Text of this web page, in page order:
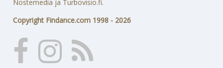
Nostemedia ja Turbovisio.fi.
Copyright Findance.com 1998 - 2026